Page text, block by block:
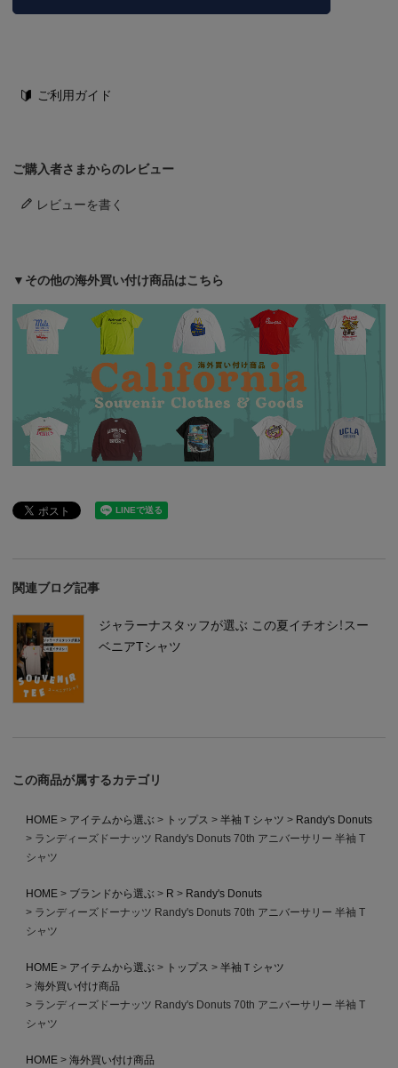
ご利用ガイド
ご購入者さまからのレビュー
レビューを書く
▼その他の海外買い付け商品はこちら
関連ブログ記事
ジャラーナスタッフが選ぶ この夏イチオシ！スー
ベニアTシャツ
この商品が属するカテゴリ
HOME アイテムから選ぶ トップス 半袖Ｔシャツ
Randy's Donuts
ランディーズドーナッツ Randy's Donuts 70th アニバーサリー 半袖 T
シャツ
HOME ブランドから選ぶ R
Randy's Donuts
ランディーズドーナッツ Randy's Donuts 70th アニバーサリー 半袖 T
シャツ
HOME アイテムから選ぶ トップス
半袖Ｔシャツ
海外買い付け商品
ランディーズドーナッツ Randy's Donuts 70th アニバーサリー 半袖 T
シャツ
HOME
海外買い付け商品